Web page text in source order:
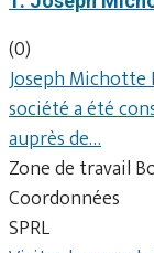
(0)
Joseph Michotte
société a été
auprès de…
Zone de travail
Coordonnées
SPRL